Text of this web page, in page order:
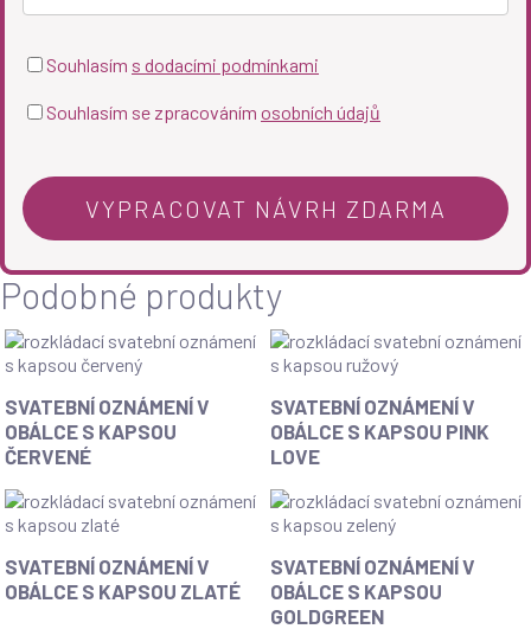
Souhlasím s dodacími podmínkami
Souhlasím se zpracováním osobních údajů
Podobné produkty
Svatební
oznámení
v
s
kapsou
SVATEBNÍ OZNÁMENÍ V
OBÁLCE S KAPSOU
ČERVENÉ
Svatební
oznámení
v
s
kapsou
love
SVATEBNÍ OZNÁMENÍ V
OBÁLCE S KAPSOU PINK
LOVE
Svatební
oznámení
SVATEBNÍ OZNÁMENÍ V
OBÁLCE S KAPSOU ZLATÉ
Svatební
oznámení
v
SVATEBNÍ OZNÁMENÍ V
OBÁLCE S KAPSOU
GOLDGREEN